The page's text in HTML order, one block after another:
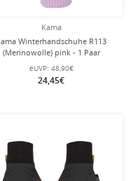
Kama
Winterhandschuhe R113
(Merinowolle) pink - 1 Paar
eUVP: 48,90€
24,45€